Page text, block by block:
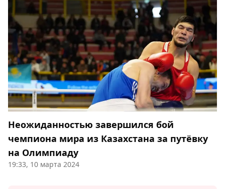
Неожиданностью завершился бой
чемпиона мира из Казахстана за путёвку
на Олимпиаду
19:33, 10 марта 2024